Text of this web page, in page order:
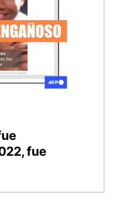
fue